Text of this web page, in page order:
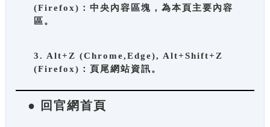
(Firefox)：中央內容區塊，為本頁主要內容
區。
3. Alt+Z (Chrome,Edge), Alt+Shift+Z
(Firefox)：頁尾網站資訊。
● 回官網首頁